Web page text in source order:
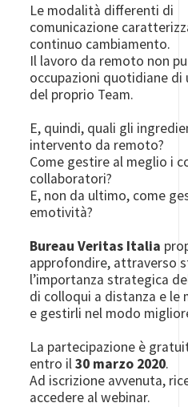
Le modalità differenti di
comunicazione
continuo cambiamento.
Il lavoro da remoto non
occupazioni quotidiane di
del proprio Team.
E, quindi, quali gli
intervento da remoto?
Come gestire al meglio i
collaboratori?
E, non da ultimo, come
emotività?
Bureau Veritas Italia
approfondire, attraverso
l’importanza strategica
di colloqui a distanza e
e gestirli nel modo
La partecipazione è
entro il30 marzo 2020.
Ad iscrizione avvenuta,
accedere al webinar.